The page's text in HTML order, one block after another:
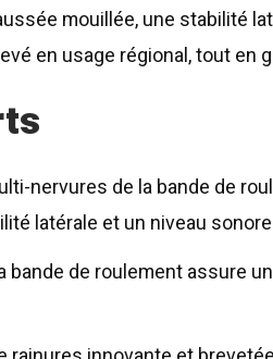
mouillée, une stabilité
en usage régional, tout
nervures de la bande de
latérale et un niveau
bande de roulement assure